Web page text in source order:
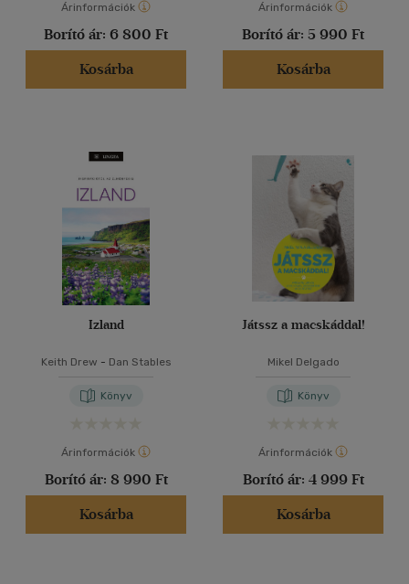
Árinformációk
Borító ár: 6 800 Ft
Kosárba
Árinformációk
Borító ár: 5 990 Ft
Kosárba
Izland
Keith Drew - Dan Stables
Könyv
Árinformációk
Borító ár: 8 990 Ft
Kosárba
Játssz a macskáddal!
Mikel Delgado
Könyv
Árinformációk
Borító ár: 4 999 Ft
Kosárba